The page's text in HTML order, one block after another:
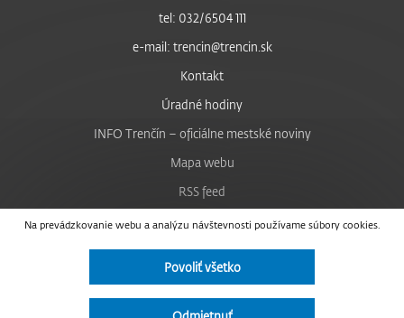
Na prevádzkovanie webu a analýzu návštevnosti používame súbory cookies.
Povoliť všetko
tel: 032/6504 111
e-mail: trencin@trencin.sk
Kontakt
Úradné hodiny
INFO Trenčín – oficiálne mestské noviny
Mapa webu
RSS feed
Nastavenie cookies
Facebook
Instagram